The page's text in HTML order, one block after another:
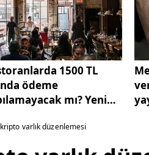
1500 TL
ödeme
mı? Yeni
varlık düzenlemesi